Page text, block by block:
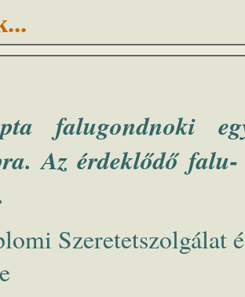
falugondnoki
Az érdeklődő
Szeretetszolgálat